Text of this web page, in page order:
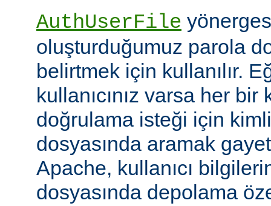
AuthUserFile
oluşturduğumuz parola
belirtmek için kullanılır.
kullanıcınız varsa her bir
doğrulama isteği için
dosyasında aramak
Apache, kullanıcı
dosyasında depolama